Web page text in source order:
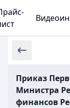
Приказ
Министра
финансов